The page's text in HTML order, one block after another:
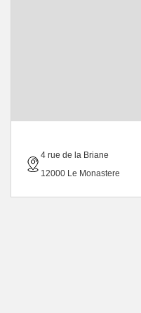
4 rue de la Briane
12000 Le Monastere